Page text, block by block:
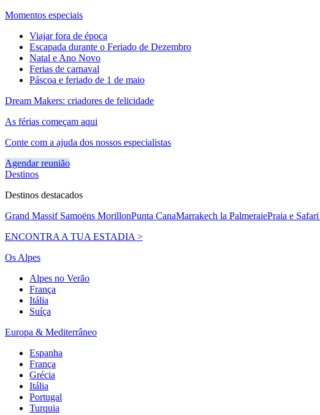
Momentos especiais
Viajar fora de época
Escapada durante o Feriado de Dezembro
Natal e Ano Novo
Ferias de carnaval
Páscoa e feriado de 1 de maio
Dream Makers: criadores de felicidade
As férias começam aqui
Conte com a ajuda dos nossos especialistas
Agendar reunião
Destinos
Destinos destacados
Grand Massif Samoëns MorillonPunta CanaMarrakech la PalmeraiePraia e
ENCONTRA A TUA ESTADIA >
Os Alpes
Alpes no Verão
França
Itália
Suíça
Europa & Mediterrâneo
Espanha
França
Grécia
Itália
Portugal
Turquia